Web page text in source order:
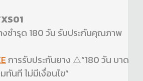
ชำรุด 180 วัน รับประกันคุณภาพ
การรับประกันยาง ⚠️“180 วัน บาด
ทันที ไม่มีเงื่อนไข”